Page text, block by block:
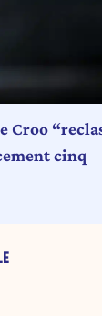
Croo
cinq